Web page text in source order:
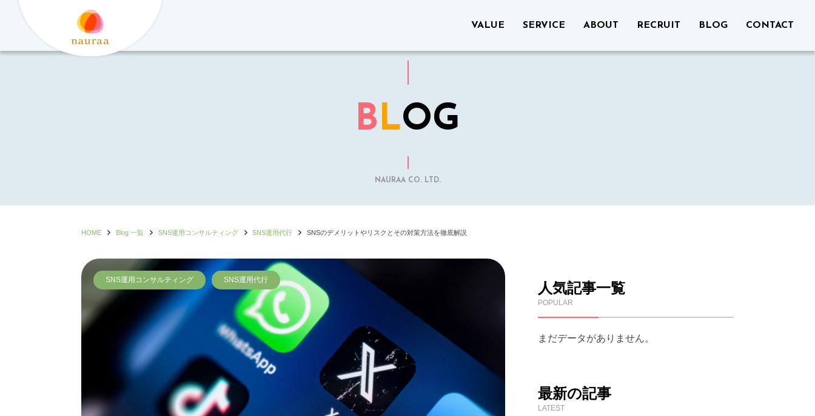
VALUE SERVICE ABOUT RECRUIT BLOG CONTACT
BLOG
NAURAA CO. LTD.
HOME Blog 一覧 SNS運用コンサルティング SNS運用代行 SNSのデメリットやリスクとその対策方法を徹底解説
SNS運用コンサルティング SNS運用代行 人気記事一覧
POPULAR
まだデータがありません。
最新の記事
LATEST